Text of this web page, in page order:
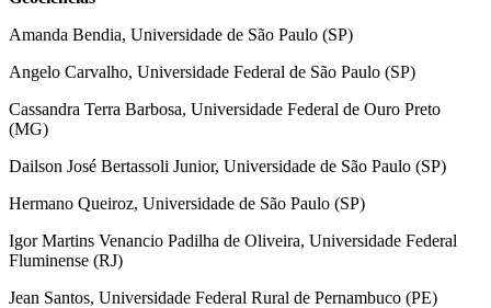
Amanda Bendia, Universidade de São Paulo (SP)
Angelo Carvalho, Universidade Federal de São Paulo (SP)
Cassandra Terra Barbosa, Universidade Federal de Ouro Preto
(MG)
Dailson José Bertassoli Junior, Universidade de São Paulo (SP)
Hermano Queiroz, Universidade de São Paulo (SP)
Igor Martins Venancio Padilha de Oliveira, Universidade Federal
Fluminense (RJ)
Jean Santos, Universidade Federal Rural de Pernambuco (PE)